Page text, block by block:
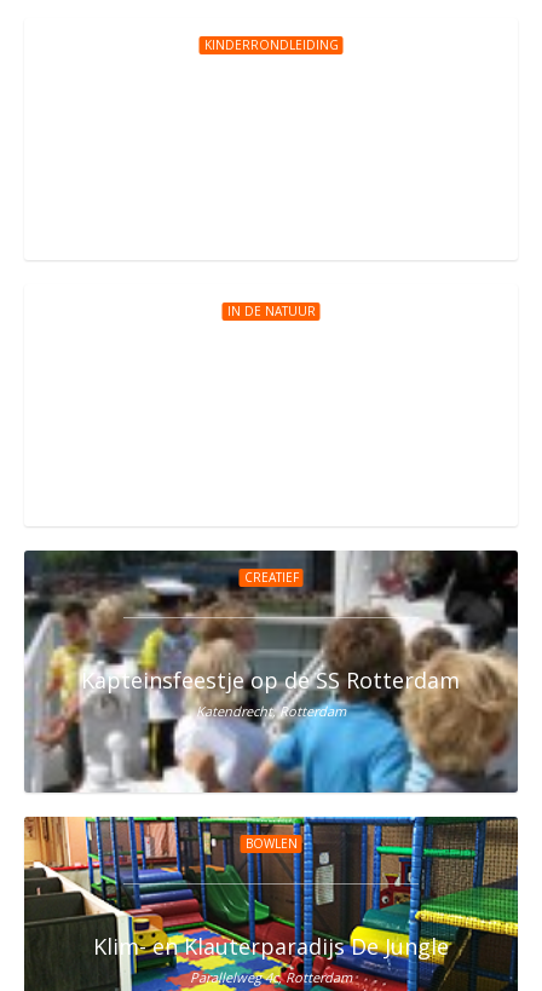
KINDERRONDLEIDING
IN DE NATUUR
CREATIEF
Kapteinsfeestje op de SS Rotterdam
Katendrecht, Rotterdam
BOWLEN
Klim- en Klauterparadijs De Jungle
Parallelweg 4c, Rotterdam